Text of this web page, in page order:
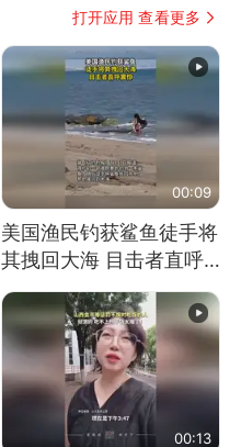
打开应用 查看更多
00:09
美国渔民钓获鲨鱼徒手将
其拽回大海 目击者直呼
震惊 （视频来源：参考
消息）
00:13